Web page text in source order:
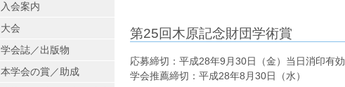
第25回木原記念財団学術賞
応募締切：平成28年9月30日（金）当日消印有効
学会推薦締切：平成28年8月30日（水）
入会案内
大会
学会誌／出版物
本学会の賞／助成